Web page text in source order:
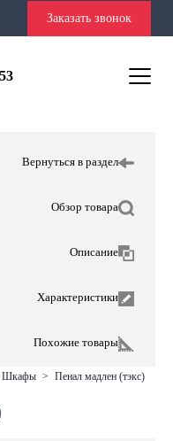
Заказать звонок
Вернуться в раздел
Обзор товара
Описание
Характеристики
Похожие товары
шкафы > пенал мадлен (тэкс)